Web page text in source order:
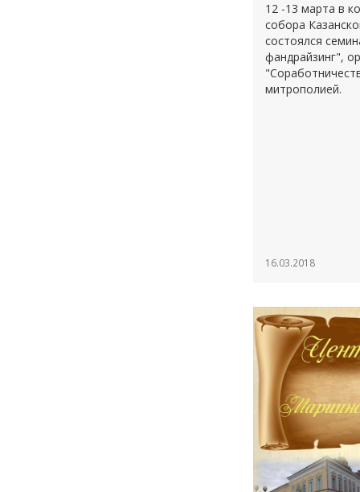
12 -13 марта в
собора
состоялся
фандрайзинг",
митрополией.
16.03.2018